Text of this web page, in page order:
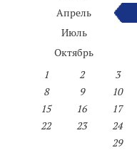
Апрель
Июль
Октябрь
1
2 3
8
9 10
15
16 17
22
23 24
29